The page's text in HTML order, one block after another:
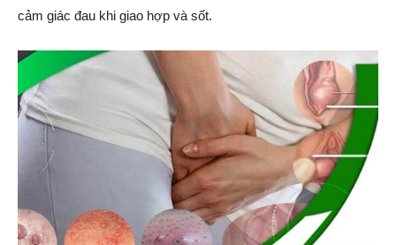
cảm giác đau khi giao hợp và sốt.